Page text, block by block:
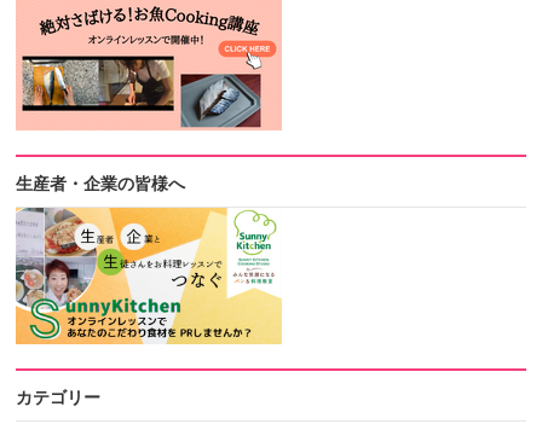
生産者・企業の皆様へ
カテゴリー